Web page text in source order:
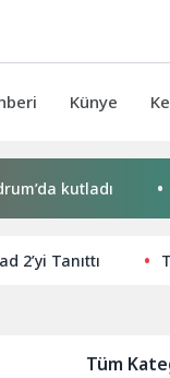
Künye
kutladı
2’yi Tanıttı
Tüm